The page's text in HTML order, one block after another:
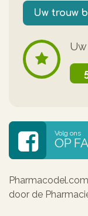
Uw trouw
Volg ons
OP
door de